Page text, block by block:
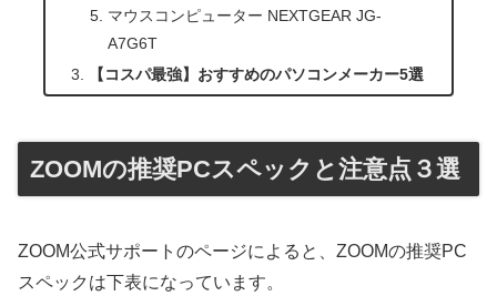
マウスコンピューター NEXTGEAR JG-
A7G6T
【コスパ最強】おすすめのパソコンメーカー5選
ZOOMの推奨PCスペックと注意点３選
ZOOM公式サポートのページによると、ZOOMの推奨PC
スペックは下表になっています。